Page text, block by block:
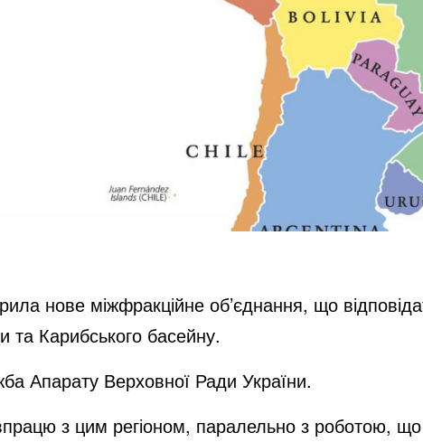
нове міжфракційне об’єднання, що
та Карибського басейну.
Апарату Верховної Ради України.
з цим регіоном, паралельно з роботою, що